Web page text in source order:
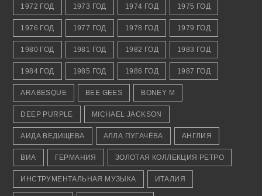
1972 ГОД 1973 ГОД 1974 ГОД 1975 ГОД
1976 ГОД 1977 ГОД 1978 ГОД 1979 ГОД
1980 ГОД 1981 ГОД 1982 ГОД 1983 ГОД
1984 ГОД 1985 ГОД 1986 ГОД 1987 ГОД
ARABESQUE BEE GEES BONEY M
DEEP PURPLE MICHAEL JACKSON
АИДА ВЕДИЩЕВА АЛЛА ПУГАЧЁВА АНГЛИЯ
ВИА ГЕРМАНИЯ ЗОЛОТАЯ КОЛЛЕКЦИЯ РЕТРО
ИНСТРУМЕНТАЛЬНАЯ МУЗЫКА ИТАЛИЯ